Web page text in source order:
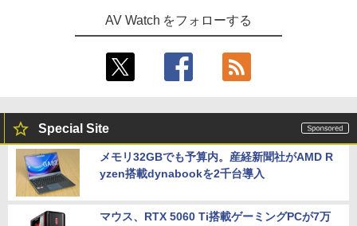
AV Watch をフォローする
Special Site
メモリ32GBでも予算内。産経新聞社がAMD R
yzen搭載dynabookを2千台導入
マウス、RTX 5060 Ti搭載ゲーミングPCが7万